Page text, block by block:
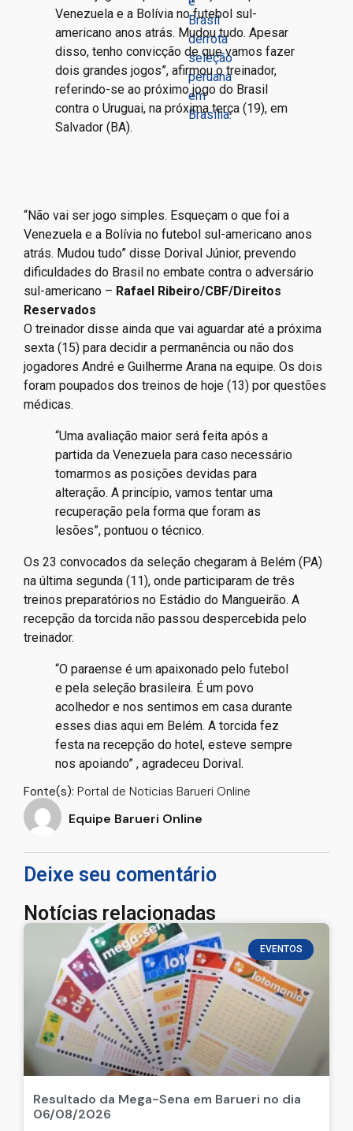
Brasil
derrota
seleção
peruana
em
Brasília.
Venezuela e a Bolívia no futebol sul-
americano anos atrás. Mudou tudo. Apesar
disso, tenho convicção de que vamos fazer
dois grandes jogos”, afirmou o treinador,
referindo-se ao próximo jogo do Brasil
contra o Uruguai, na próxima terça (19), em
Salvador (BA).
“Não vai ser jogo simples. Esqueçam o que foi a
Venezuela e a Bolívia no futebol sul-americano anos
atrás. Mudou tudo” disse Dorival Júnior, prevendo
dificuldades do Brasil no embate contra o adversário
sul-americano – Rafael Ribeiro/CBF/Direitos
Reservados
O treinador disse ainda que vai aguardar até a próxima
sexta (15) para decidir a permanência ou não dos
jogadores André e Guilherme Arana na equipe. Os dois
foram poupados dos treinos de hoje (13) por questões
médicas.
“Uma avaliação maior será feita após a
partida da Venezuela para caso necessário
tomarmos as posições devidas para
alteração. A princípio, vamos tentar uma
recuperação pela forma que foram as
lesões”, pontuou o técnico.
Os 23 convocados da seleção chegaram à Belém (PA)
na última segunda (11), onde participaram de três
treinos preparatórios no Estádio do Mangueirão. A
recepção da torcida não passou despercebida pelo
treinador.
“O paraense é um apaixonado pelo futebol
e pela seleção brasileira. É um povo
acolhedor e nos sentimos em casa durante
esses dias aqui em Belém. A torcida fez
festa na recepção do hotel, esteve sempre
nos apoiando” , agradeceu Dorival.
Fonte(s): Portal de Noticias Barueri Online
Equipe Barueri Online
Deixe seu comentário
Notícias relacionadas
EVENTOS
Resultado da Mega-Sena em Barueri no dia
06/08/2026